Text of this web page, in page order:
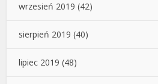
wrzesień 2019 (42)
sierpień 2019 (40)
lipiec 2019 (48)